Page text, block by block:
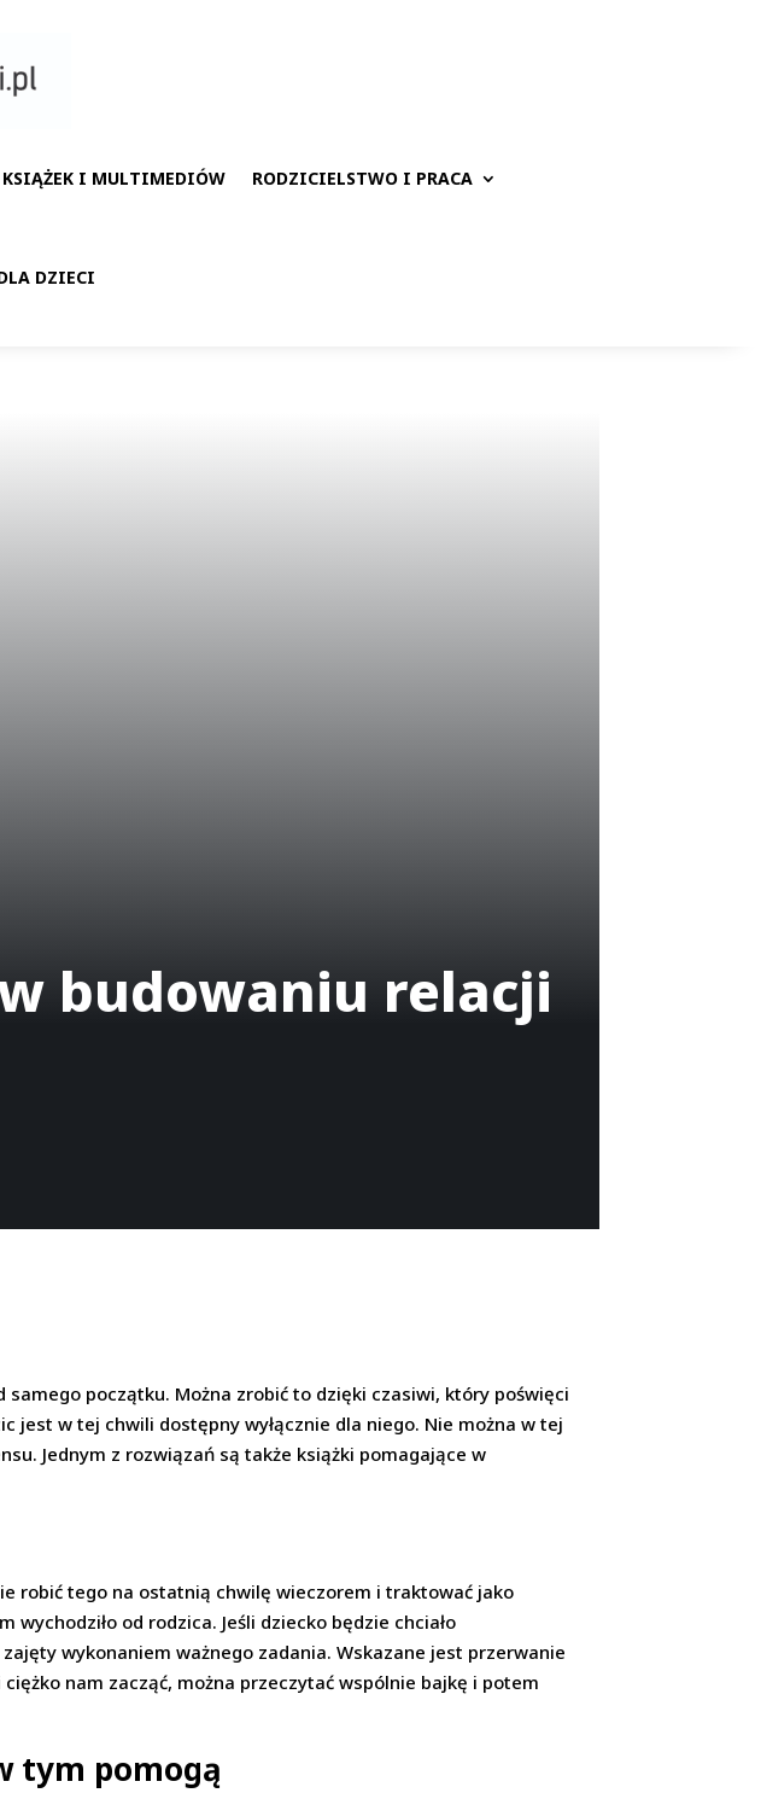
KSIĄŻEK I MULTIMEDIÓW RODZICIELSTWO I PRACA
DZIECI
budowaniu relacji
początku. Można zrobić to dzięki czasiwi, który poświęci
jest w tej chwili dostępny wyłącznie dla niego. Nie można w tej
Jednym z rozwiązań są także książki pomagające w
robić tego na ostatnią chwilę wieczorem i traktować jako
od rodzica. Jeśli dziecko będzie chciało
wykonaniem ważnego zadania. Wskazane jest przerwanie
nam zacząć, można przeczytać wspólnie bajkę i potem
tym pomogą